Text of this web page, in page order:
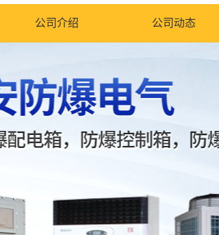
公司介绍 公司动态